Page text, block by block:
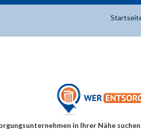
in Ihrer Nähe